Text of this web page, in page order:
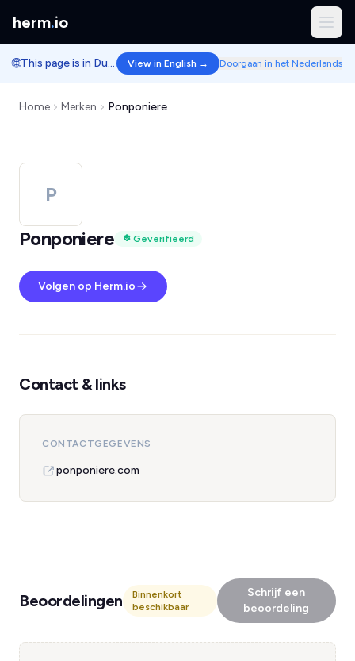
herm.io
🌐 This page is in Dutch. View in English → Doorgaan in het Nederlands
Home Merken Ponponiere
P
Ponponiere
Geverifieerd
Volgen op Herm.io
Contact & links
CONTACTGEGEVENS
ponponiere.com
Beoordelingen
Binnenkort
beschikbaar
Schrijf een
beoordeling